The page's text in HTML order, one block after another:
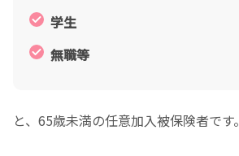
学生
無職等
と、65歳未満の任意加入被保険者です。